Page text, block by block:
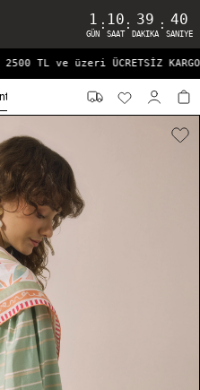
1
GÜN
: 10
SAAT
: 39
DAKIKA
: 40
SANIYE
2500 TL ve üzeri ÜCRETSİZ KARGO